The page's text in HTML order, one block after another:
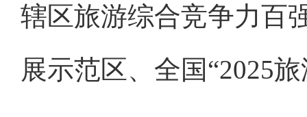
辖区旅游综合竞争力百
展示范区、全国“2025